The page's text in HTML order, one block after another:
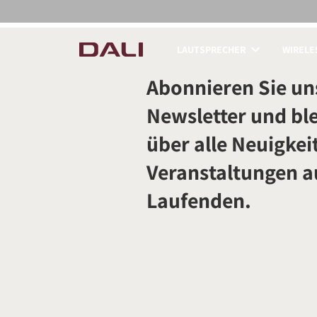
PRODUKTE
Abonnieren Sie
Newsletter und
über alle
Veranstaltungen
Laufenden.